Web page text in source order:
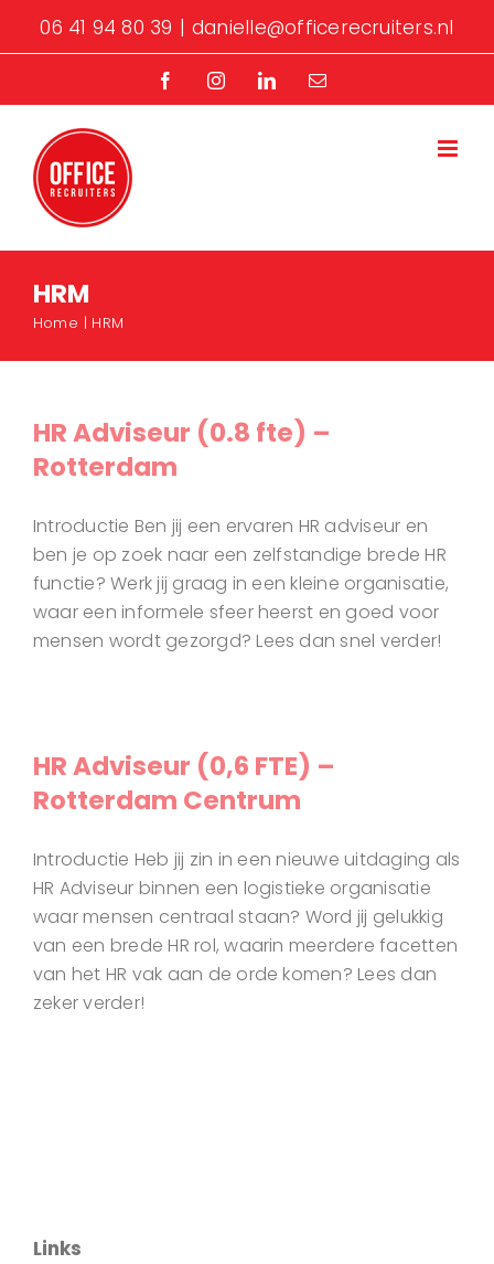
06 41 94 80 39 | danielle@officerecruiters.nl
FacebookInstagramLinkedInE-
HRM
Home HRM
HR Adviseur (0.8 fte) –
Rotterdam
Introductie Ben jij een ervaren HR adviseur en
ben je op zoek naar een zelfstandige brede HR
functie? Werk jij graag in een kleine organisatie,
waar een informele sfeer heerst en goed voor
mensen wordt gezorgd? Lees dan snel verder!
HR Adviseur (0,6 FTE) –
Rotterdam Centrum
Introductie Heb jij zin in een nieuwe uitdaging als
HR Adviseur binnen een logistieke organisatie
waar mensen centraal staan? Word jij gelukkig
van een brede HR rol, waarin meerdere facetten
van het HR vak aan de orde komen? Lees dan
zeker verder!
Links